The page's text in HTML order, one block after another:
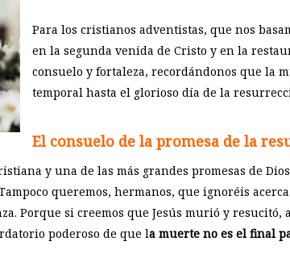
Para los cristianos adventistas, que nos
en la segunda venida de Cristo y en la
consuelo y fortaleza, recordándonos que la
temporal hasta el glorioso día de la
El consuelo de la promesa de la
y una de las más grandes promesas de
queremos, hermanos, que ignoréis
Porque si creemos que Jesús murió y resucitó,
poderoso de que la muerte no es el final